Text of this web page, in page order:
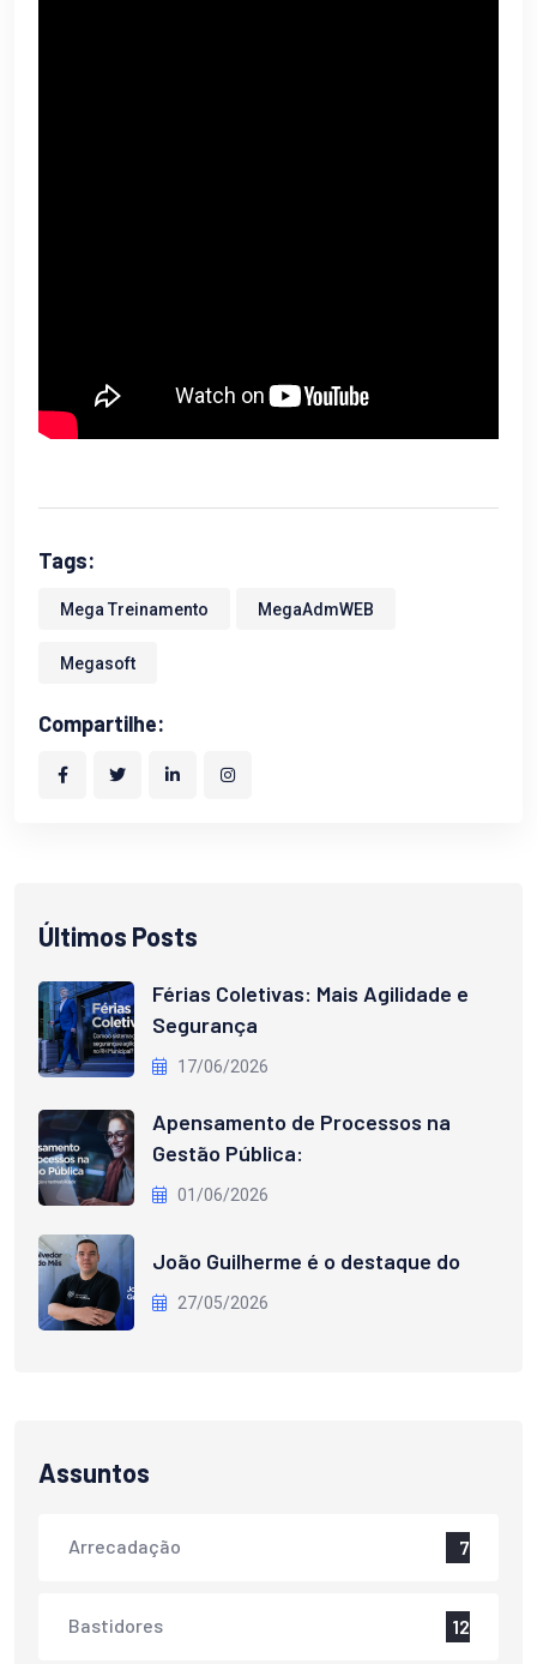
Tags:
Mega Treinamento MegaAdmWEB
Megasoft
Compartilhe:
Últimos Posts
Férias Coletivas: Mais Agilidade e
Segurança
17/06/2026
Apensamento de Processos na
Gestão Pública:
01/06/2026
João Guilherme é o destaque do
27/05/2026
Assuntos
Arrecadação 7
Bastidores 12